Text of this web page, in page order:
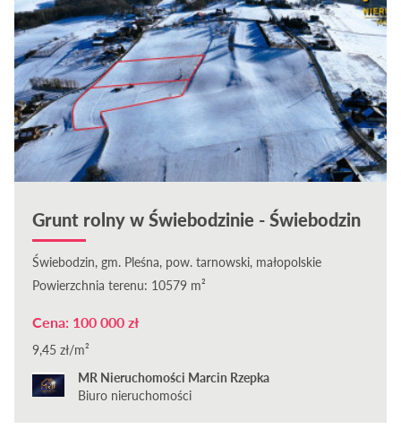
Grunt rolny w Świebodzinie - Świebodzin
Świebodzin, gm. Pleśna, pow. tarnowski, małopolskie
Powierzchnia terenu: 10579 m²
Cena: 100 000 zł
9,45 zł/m²
MR Nieruchomości Marcin Rzepka
Biuro nieruchomości